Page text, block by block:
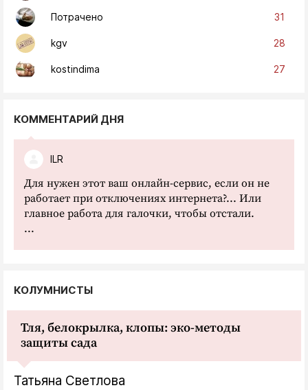
Потрачено 31
kgv 28
kostindima 27
КОММЕНТАРИЙ ДНЯ
ILR
Для нужен этот ваш онлайн-сервис, если он не
работает при отключениях интернета?... Или
главное работа для галочки, чтобы отстали.
...
КОЛУМНИСТЫ
Тля, белокрылка, клопы: эко-методы
защиты сада
Татьяна Светлова